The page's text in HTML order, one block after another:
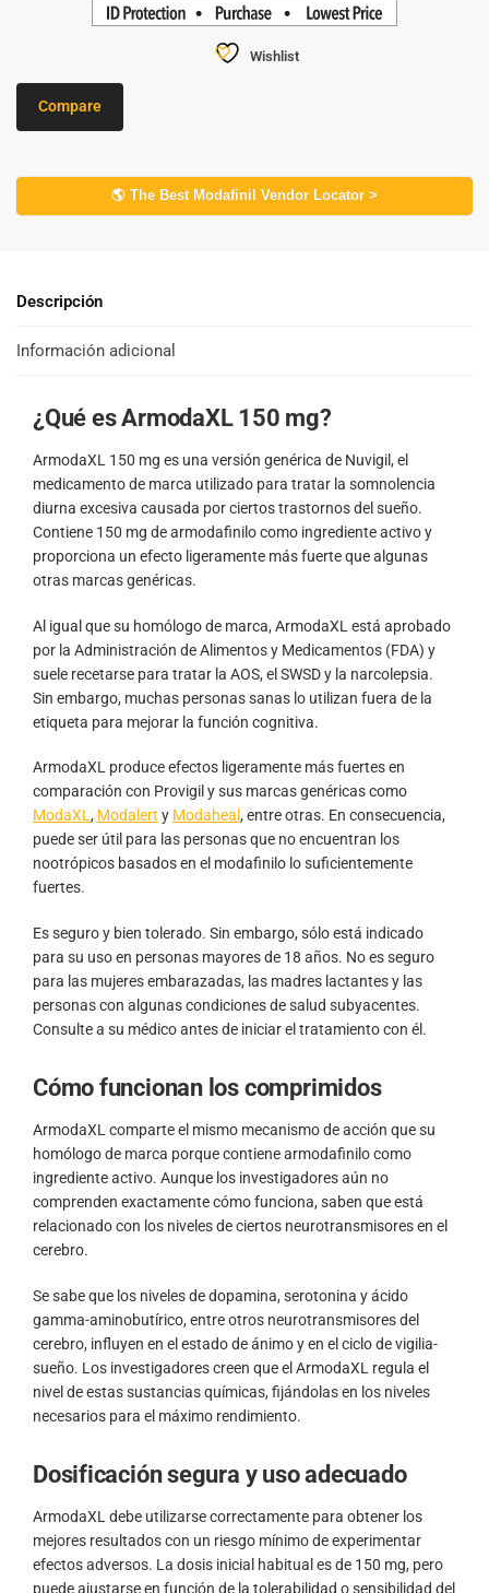
Wishlist
Compare
🌎 The Best Modafinil Vendor Locator >
Descripción
Información adicional
¿Qué es ArmodaXL 150 mg?
ArmodaXL 150 mg es una versión genérica de Nuvigil, el
medicamento de marca utilizado para tratar la somnolencia
diurna excesiva causada por ciertos trastornos del sueño.
Contiene 150 mg de armodafinilo como ingrediente activo y
proporciona un efecto ligeramente más fuerte que algunas
otras marcas genéricas.
Al igual que su homólogo de marca, ArmodaXL está aprobado
por la Administración de Alimentos y Medicamentos (FDA) y
suele recetarse para tratar la AOS, el SWSD y la narcolepsia.
Sin embargo, muchas personas sanas lo utilizan fuera de la
etiqueta para mejorar la función cognitiva.
ArmodaXL produce efectos ligeramente más fuertes en
comparación con Provigil y sus marcas genéricas como
ModaXL, Modalert y Modaheal , entre otras. En consecuencia,
puede ser útil para las personas que no encuentran los
nootrópicos basados en el modafinilo lo suficientemente
fuertes.
Es seguro y bien tolerado. Sin embargo, sólo está indicado
para su uso en personas mayores de 18 años. No es seguro
para las mujeres embarazadas, las madres lactantes y las
personas con algunas condiciones de salud subyacentes.
Consulte a su médico antes de iniciar el tratamiento con él.
Cómo funcionan los comprimidos
ArmodaXL comparte el mismo mecanismo de acción que su
homólogo de marca porque contiene armodafinilo como
ingrediente activo. Aunque los investigadores aún no
comprenden exactamente cómo funciona, saben que está
relacionado con los niveles de ciertos neurotransmisores en el
cerebro.
Se sabe que los niveles de dopamina, serotonina y ácido
gamma-aminobutírico, entre otros neurotransmisores del
cerebro, influyen en el estado de ánimo y en el ciclo de vigilia-
sueño. Los investigadores creen que el ArmodaXL regula el
nivel de estas sustancias químicas, fijándolas en los niveles
necesarios para el máximo rendimiento.
Dosificación segura y uso adecuado
ArmodaXL debe utilizarse correctamente para obtener los
mejores resultados con un riesgo mínimo de experimentar
efectos adversos. La dosis inicial habitual es de 150 mg, pero
puede ajustarse en función de la tolerabilidad o sensibilidad del